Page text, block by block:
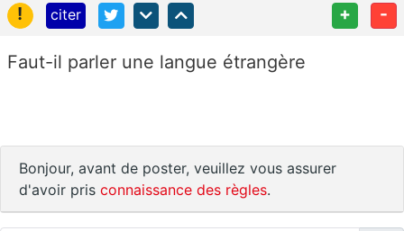
!
citer + -
Faut-il parler une langue étrangère
Bonjour, avant de poster, veuillez vous assurer
d'avoir pris connaissance des règles.